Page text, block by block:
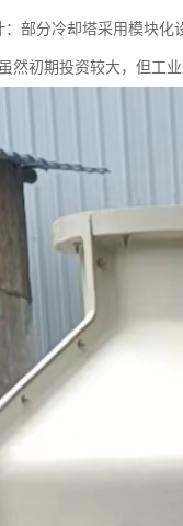
：部分冷却塔采用模块化
然初期投资较大，但工